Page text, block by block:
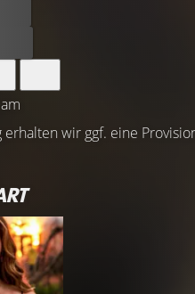
wir ggf. eine